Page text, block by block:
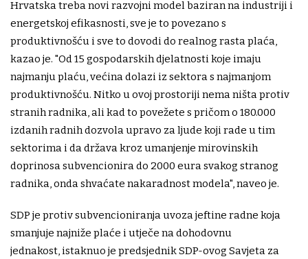
Hrvatska treba novi razvojni model baziran na industriji i
energetskoj efikasnosti, sve je to povezano s
produktivnošću i sve to dovodi do realnog rasta plaća,
kazao je. "Od 15 gospodarskih djelatnosti koje imaju
najmanju plaću, većina dolazi iz sektora s najmanjom
produktivnošću. Nitko u ovoj prostoriji nema ništa protiv
stranih radnika, ali kad to povežete s pričom o 180.000
izdanih radnih dozvola upravo za ljude koji rade u tim
sektorima i da država kroz umanjenje mirovinskih
doprinosa subvencionira do 2000 eura svakog stranog
radnika, onda shvaćate nakaradnost modela", naveo je.
SDP je protiv subvencioniranja uvoza jeftine radne koja
smanjuje najniže plaće i utječe na dohodovnu
jednakost, istaknuo je predsjednik SDP-ovog Savjeta za